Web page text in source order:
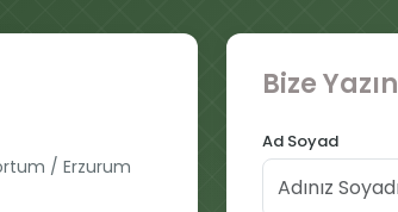
/ Erzurum
Bize Yazın
Ad Soyad